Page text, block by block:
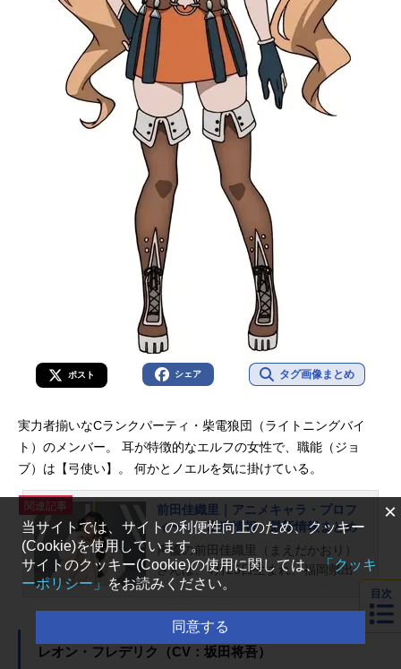
ポスト シェア タグ画像まとめ
実力者揃いなCランクパーティ・柴電狼団（ライトニングバイ
ト）のメンバー。 耳が特徴的なエルフの女性で、職能（ジョ
ブ）は【弓使い】。 何かとノエルを気に掛けている。
関連記事
前田佳織里｜アニメキャラ・プロフ
ィール・出演情報・最新情報まとめ
声優の前田佳織里（まえだかおり）
さんは、4月25日生まれ、福岡県出
身。『ラブライブ！虹ヶ咲学園スク
ールアイドル同好会』の桜坂しずく
役をはじめ、『ウマ娘 プリティーダ
ービー』のナイスネイチャ役など、
レオン・フレデリク（CV：坂田将吾）
目次
×
当サイトでは、サイトの利便性向上のため、クッキー
(Cookie)を使用しています。
サイトのクッキー(Cookie)の使用に関しては、「クッキ
ーポリシー」
をお読みください。
同意する